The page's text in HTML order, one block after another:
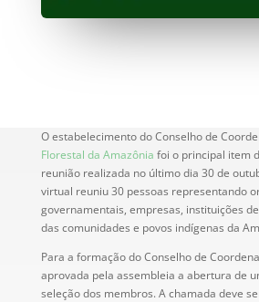
O estabelecimento do Conselho de
Florestal da Amazônia foi o principal item
reunião realizada no último dia 30 de
virtual reuniu 30 pessoas representando
governamentais, empresas, instituições
das comunidades e povos indígenas da
Para a formação do Conselho de
aprovada pela assembleia a abertura de
seleção dos membros. A chamada deve